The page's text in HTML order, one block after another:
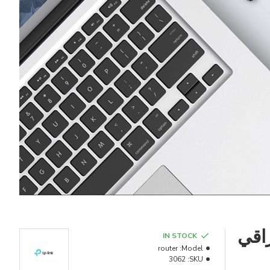
IN STOCK
Model:
router
SKU:
3062